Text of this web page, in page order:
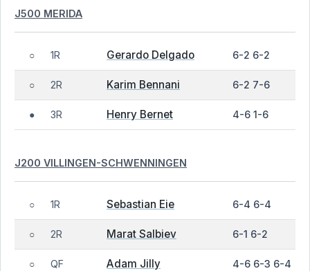
J500 MERIDA
○ 1R Gerardo Delgado 6-2 6-2
○ 2R Karim Bennani 6-2 7-6
● 3R Henry Bernet 4-6 1-6
J200 VILLINGEN-SCHWENNINGEN
○ 1R Sebastian Eie 6-4 6-4
○ 2R Marat Salbiev 6-1 6-2
○ QF Adam Jilly 4-6 6-3 6-4